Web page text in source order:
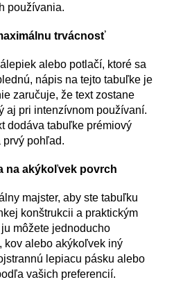
používania.
trvácnosť
alebo potlačí, ktoré sa
nápis na tejto tabuľke je
zaručuje, že text zostane
aj pri intenzívnom používaní.
dodáva tabuľke prémiový
prvý pohľad.
na akýkoľvek povrch
majster, aby ste tabuľku
konštrukcii a praktickým
môžete jednoducho
kov alebo akýkoľvek iný
lepiacu pásku alebo
vašich preferencií.